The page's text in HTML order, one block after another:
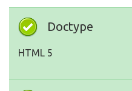
Doctype
HTML 5